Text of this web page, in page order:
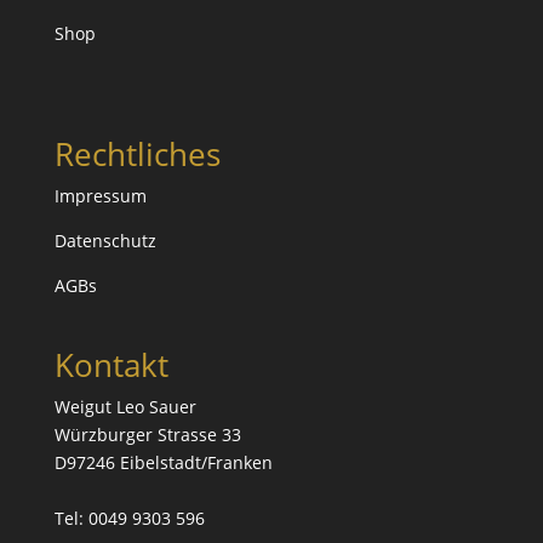
Shop
Rechtliches
Impressum
Datenschutz
AGBs
Kontakt
Weigut Leo Sauer
Würzburger Strasse 33
D97246 Eibelstadt/Franken
Tel: 0049 9303 596